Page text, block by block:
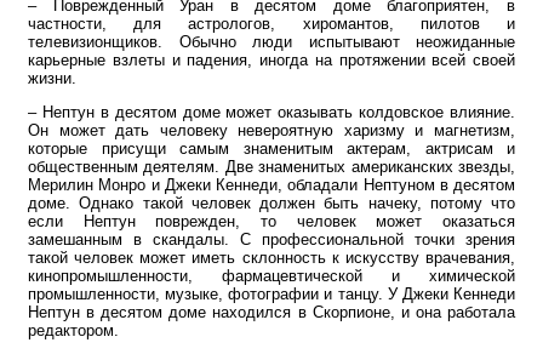
– Поврежденный Уран в десятом доме благоприятен, в
частности, для астрологов, хиромантов, пилотов и
телевизионщиков. Обычно люди испытывают неожиданные
карьерные взлеты и падения, иногда на протяжении всей своей
жизни.
– Нептун в десятом доме может оказывать колдовское влияние.
Он может дать человеку невероятную харизму и магнетизм,
которые присущи самым знаменитым актерам, актрисам и
общественным деятелям. Две знаменитых американских звезды,
Мерилин Монро и Джеки Кеннеди, обладали Нептуном в десятом
доме. Однако такой человек должен быть начеку, потому что
если Нептун поврежден, то человек может оказаться
замешанным в скандалы. С профессиональной точки зрения
такой человек может иметь склонность к искусству врачевания,
кинопромышленности, фармацевтической и химической
промышленности, музыке, фотографии и танцу. У Джеки Кеннеди
Нептун в десятом доме находился в Скорпионе, и она работала
редактором.